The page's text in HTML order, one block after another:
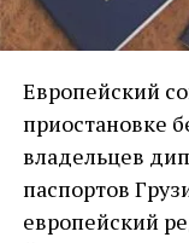
Европейский
приостановке
владельцев
паспортов
европейский